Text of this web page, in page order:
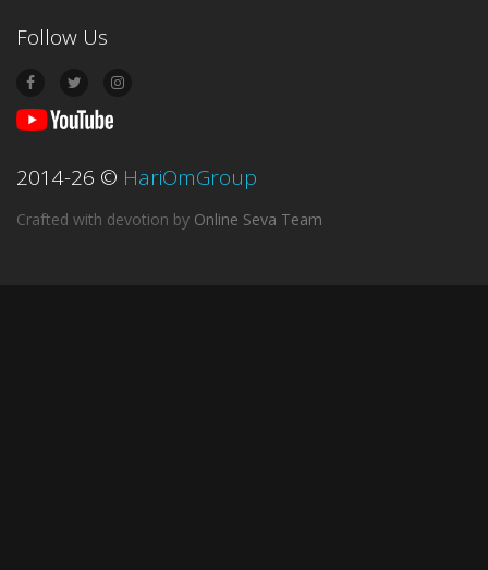
Follow Us
2014-26 © HariOmGroup
Crafted with devotion by Online Seva Team